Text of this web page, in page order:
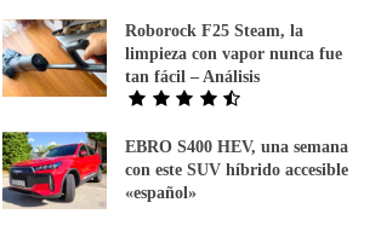
Roborock F25 Steam, la
limpieza con vapor nunca fue
tan fácil – Análisis
EBRO S400 HEV, una semana
con este SUV híbrido accesible
«español»